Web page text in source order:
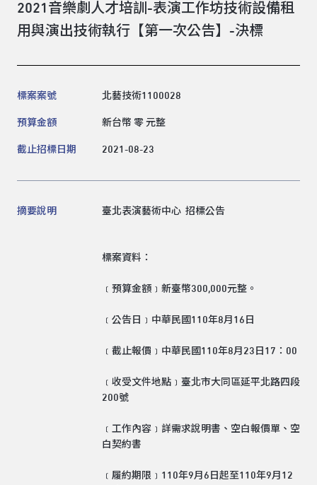
2021音樂劇人才培訓-表演工作坊技術設備租
用與演出技術執行【第一次公告】-決標
標案案號 北藝技術1100028
預算金額 新台幣 零 元整
截止招標日期 2021-08-23
摘要說明 臺北表演藝術中心 招標公告
標案資料：
﹝預算金額﹞新臺幣300,000元整。
﹝公告日﹞中華民國110年8月16日
﹝截止報價﹞中華民國110年8月23日17：00
﹝收受文件地點﹞臺北市大同區延平北路四段
200號
﹝工作內容﹞詳需求說明書、空白報價單、空
白契約書
﹝履約期限﹞110年9月6日起至110年9月12
送出